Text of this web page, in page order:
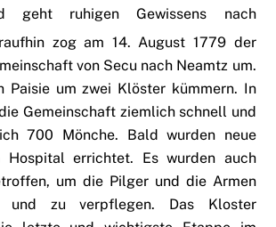
geht ruhigen Gewissens nach
zog am 14. August 1779 der
von Secu nach Neamtz um.
Paisie um zwei Klöster kümmern. In
Gemeinschaft ziemlich schnell und
700 Mönche. Bald wurden neue
Hospital errichtet. Es wurden auch
um die Pilger und die Armen
und zu verpflegen. Das Kloster